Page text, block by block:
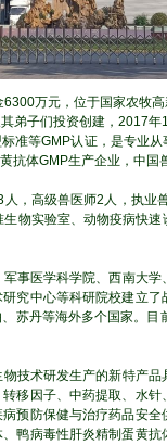
万元，位于国家农牧
弟子们投资创建，2017
准等GMP认证，是专业
体GMP生产企业，中国
，高级兽医师2人，执业
物实验室、动物疫病快
事医学科学院、西南大
究中心等科研院校建立
苏丹等海外多个国家。
技术研发生产的新特产
移因子、中药提取、水
预防保健与治疗药品安
鸭病毒性肝炎精制蛋黄